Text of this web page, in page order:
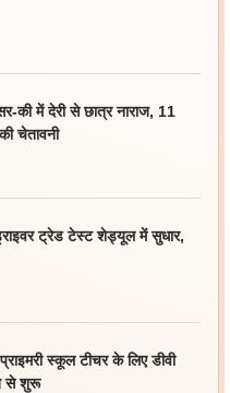
में देरी से छात्र नाराज, 11
चेतावनी
ट्रेड टेस्ट शेड्यूल में सुधार,
स्कूल टीचर के लिए डीवी
से शुरू